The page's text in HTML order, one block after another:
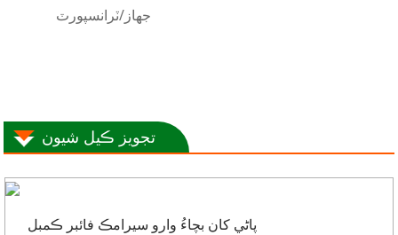
جهاز/ٽرانسپورٽ
تجويز ڪيل شيون
پاڻي کان بچاءُ وارو سيرامڪ فائبر ڪمبل